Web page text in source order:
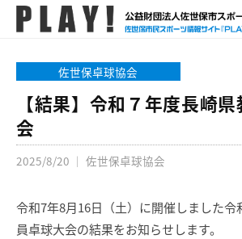
L
A
!
世
ス
ポ
ー
情
報
佐世保卓球協会
【結果】令和７年度長崎
会
2025/8/20 ｜ 佐世保卓球協会
令和7年8月16日（土）に開催しました
員卓球大会の結果をお知らせします。
P
L
Y
!